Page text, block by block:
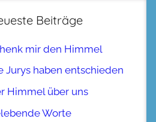
Beiträge
mir den Himmel
Jurys haben entschieden
Himmel über uns
Worte